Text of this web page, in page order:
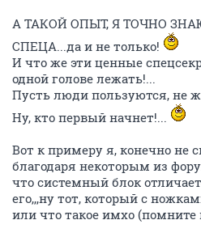
А ТАКОЙ ОПЫТ, Я ТОЧНО
СПЕЦА...да и не только!
И что же эти ценные
одной голове лежать!...
Пусть люди пользуются, не
Ну, кто первый начнет!...
Вот к примеру я, конечно не
благодаря некоторым из
что системный блок
его,,,ну тот, который с
или что такое имхо (помните